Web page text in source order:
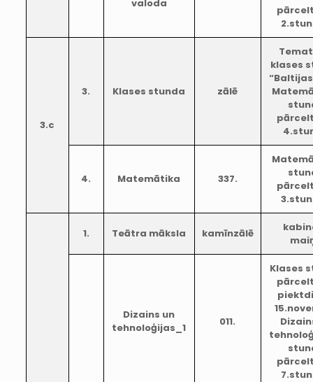
valoda
3.c
3. Klases stunda zālē
klases
4. Matemātika 337.
1. Teātra māksla kamīnzālē
Dizains un
tehnoloģijas_1
011.
Klases